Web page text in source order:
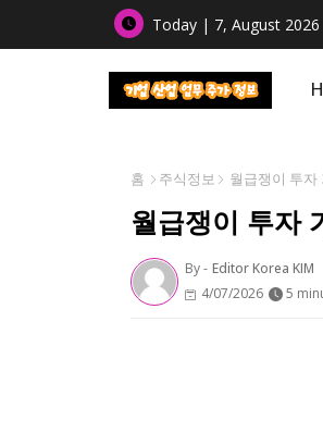
Today | 7, August 2026
홈 주식정보 월급쟁이 투자
월급쟁이 투자
By - Editor Korea KIM
4/07/2026
5